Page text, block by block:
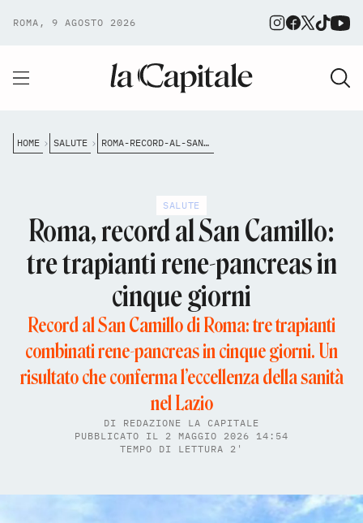
ROMA, 9 AGOSTO 2026
HOME SALUTE ROMA-RECORD-AL-SAN-CAMILLO-TRE-TRAPIANTI-RENE-PANCREAS-IN-CINQUE-GIORNI
SALUTE
Roma, record al San Camillo:
tre trapianti rene-pancreas in
cinque giorni
Record al San Camillo di Roma: tre trapianti
combinati rene-pancreas in cinque giorni. Un
risultato che conferma l’eccellenza della sanità
nel Lazio
DI REDAZIONE LA CAPITALE
PUBBLICATO IL 2 MAGGIO 2026 14:54
TEMPO DI LETTURA 2'